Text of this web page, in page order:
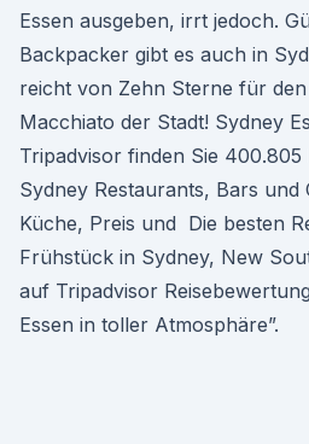
Essen ausgeben, irrt jedoch.
Backpacker gibt es auch in
reicht von Zehn Sterne für
Macchiato der Stadt! Sydney
Tripadvisor finden Sie 400.805
Sydney Restaurants, Bars und
Küche, Preis und Die besten
Frühstück in Sydney, New
auf Tripadvisor
Essen in toller Atmosphäre”.